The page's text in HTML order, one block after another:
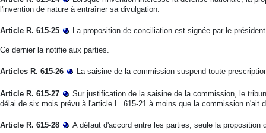
l'invention de nature à entraîner sa divulgation.
Article R. 615-25 La proposition de conciliation est signée par le
Ce dernier la notifie aux parties.
Articles R. 615-26 La saisine de la commission suspend toute
Article R. 615-27
Sur justification de la saisine de la commission, le
délai de six mois prévu à l'article L. 615-21 à moins que la commission n'ait
Article R. 615-28 A défaut d'accord entre les parties, seule la